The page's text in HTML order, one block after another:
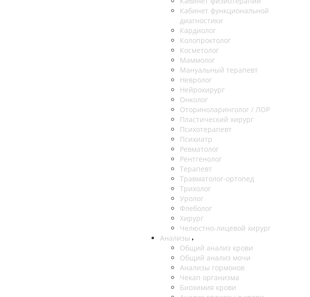
Кабинет функциональной
диагностики
Кардиолог
Колопроктолог
Косметолог
Маммолог
Мануальный терапевт
Невролог
Нейрохирург
Онколог
Оториноларинголог / ЛОР
Пластический хирург
Психотерапевт
Психиатр
Ревматолог
Рентгенолог
Терапевт
Травматолог-ортопед
Трихолог
Уролог
Флеболог
Хирург
Челюстно-лицевой хирург
Анализы
Общий анализ крови
Общий анализ мочи
Анализы гормонов
Чекап организма
Биохимия крови